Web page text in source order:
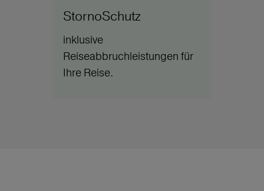
StornoSchutz
inklusive
Reiseabbruchleistungen für
Ihre Reise.